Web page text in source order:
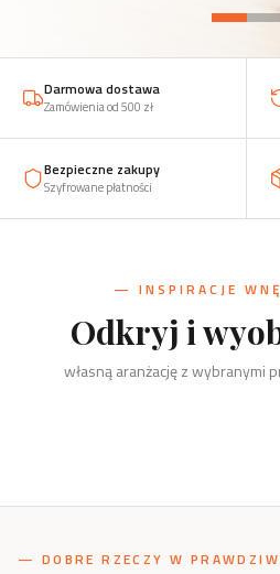
Darmowa dostawa
Zamówienia od 500 zł
Bezpieczne zakupy
Szyfrowane płatności
— INSPIRACJE
Odkryj i
własną aranżację z wybranymi
Kuchnia
Sólsel i Nietopieprz, podkładki,
Biuro
— DOBRE RZECZY W